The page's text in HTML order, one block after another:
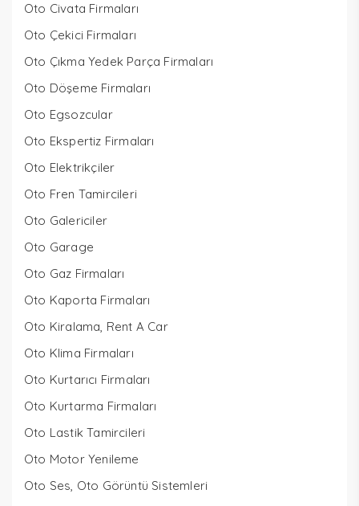
Oto Civata Firmaları
Oto Çekici Firmaları
Oto Çıkma Yedek Parça Firmaları
Oto Döşeme Firmaları
Oto Egsozcular
Oto Ekspertiz Firmaları
Oto Elektrikçiler
Oto Fren Tamircileri
Oto Galericiler
Oto Garage
Oto Gaz Firmaları
Oto Kaporta Firmaları
Oto Kiralama, Rent A Car
Oto Klima Firmaları
Oto Kurtarıcı Firmaları
Oto Kurtarma Firmaları
Oto Lastik Tamircileri
Oto Motor Yenileme
Oto Ses, Oto Görüntü Sistemleri